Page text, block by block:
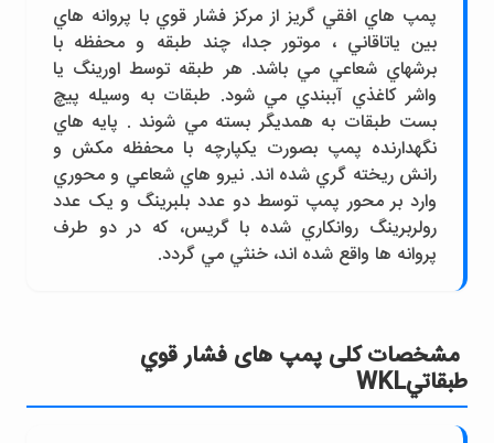
پمپ هاي افقي گريز از مرکز فشار قوي با پروانه هاي
بين ياتاقاني ، موتور جدا، چند طبقه و محفظه با
برشهاي شعاعي مي باشد. هر طبقه توسط اورينگ يا
واشر کاغذي آببندي مي شود. طبقات به وسيله پيچ
بست طبقات به همديگر بسته مي شوند . پايه هاي
نگهدارنده پمپ بصورت يکپارچه با محفظه مکش و
رانش ريخته گري شده اند. نيرو هاي شعاعي و محوري
وارد بر محور پمپ توسط دو عدد بلبرينگ و يک عدد
رولربرينگ روانکاري شده با گريس، که در دو طرف
پروانه ها واقع شده اند، خنثي مي گردد.
مشخصات کلی پمپ های فشار قوي
طبقاتيWKL